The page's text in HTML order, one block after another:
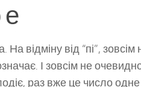
е
відміну від “пі”,
І зовсім не
раз вже це число одне